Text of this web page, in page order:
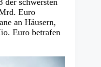
der schwersten
Euro
an Häusern,
Euro betrafen